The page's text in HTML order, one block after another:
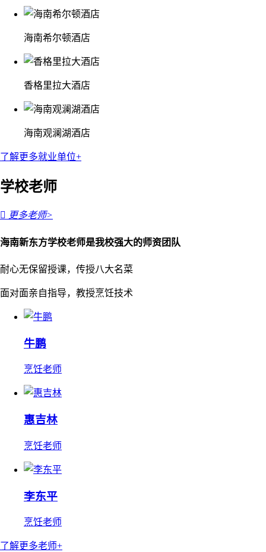
海南希尔顿酒店
香格里拉大酒店
海南观澜湖酒店
了解更多就业单位+
学校老师
 更多老师>
海南新东方学校老师是我校强大的师资团队
耐心无保留授课，传授八大名菜
面对面亲自指导，教授烹饪技术
牛鹏
烹饪老师
惠吉林
烹饪老师
李东平
烹饪老师
了解更多老师+